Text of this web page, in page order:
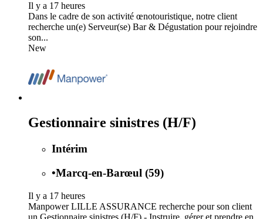
Il y a 17 heures
Dans le cadre de son activité œnotouristique, notre client
recherche un(e) Serveur(se) Bar & Dégustation pour rejoindre
son...
New
Gestionnaire sinistres (H/F)
Intérim
•Marcq-en-Barœul (59)
Il y a 17 heures
Manpower LILLE ASSURANCE recherche pour son client
un Gestionnaire sinistres (H/F) - Instruire, gérer et prendre en